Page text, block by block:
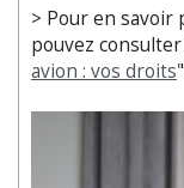
> Pour en savoir
pouvez
avion : vos droits